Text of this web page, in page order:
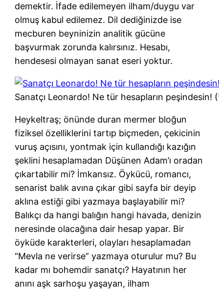
demektir. İfade edilemeyen ilham/duygu var
olmuş kabul edilemez. Dil dediğinizde ise
mecburen beyninizin analitik gücüne
başvurmak zorunda kalırsınız. Hesabı,
hendesesi olmayan sanat eseri yoktur.
Sanatçı Leonardo! Ne tür hesapların peşindesin!
Heykeltraş; önünde duran mermer bloğun
fiziksel özelliklerini tartıp biçmeden, çekicinin
vuruş açısını, yontmak için kullandığı kazığın
şeklini hesaplamadan Düşünen Adam’ı oradan
çıkartabilir mi? İmkansız. Öykücü, romancı,
senarist balık avına çıkar gibi sayfa bir deyip
aklına estiği gibi yazmaya başlayabilir mi?
Balıkçı da hangi balığın hangi havada, denizin
neresinde olacağına dair hesap yapar. Bir
öyküde karakterleri, olayları hesaplamadan
“Mevla ne verirse” yazmaya oturulur mu? Bu
kadar mı bohemdir sanatçı? Hayatının her
anını aşk sarhoşu yaşayan, ilham